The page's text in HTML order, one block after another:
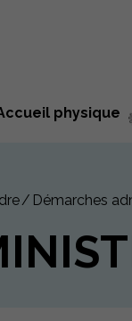
physique
Démarches